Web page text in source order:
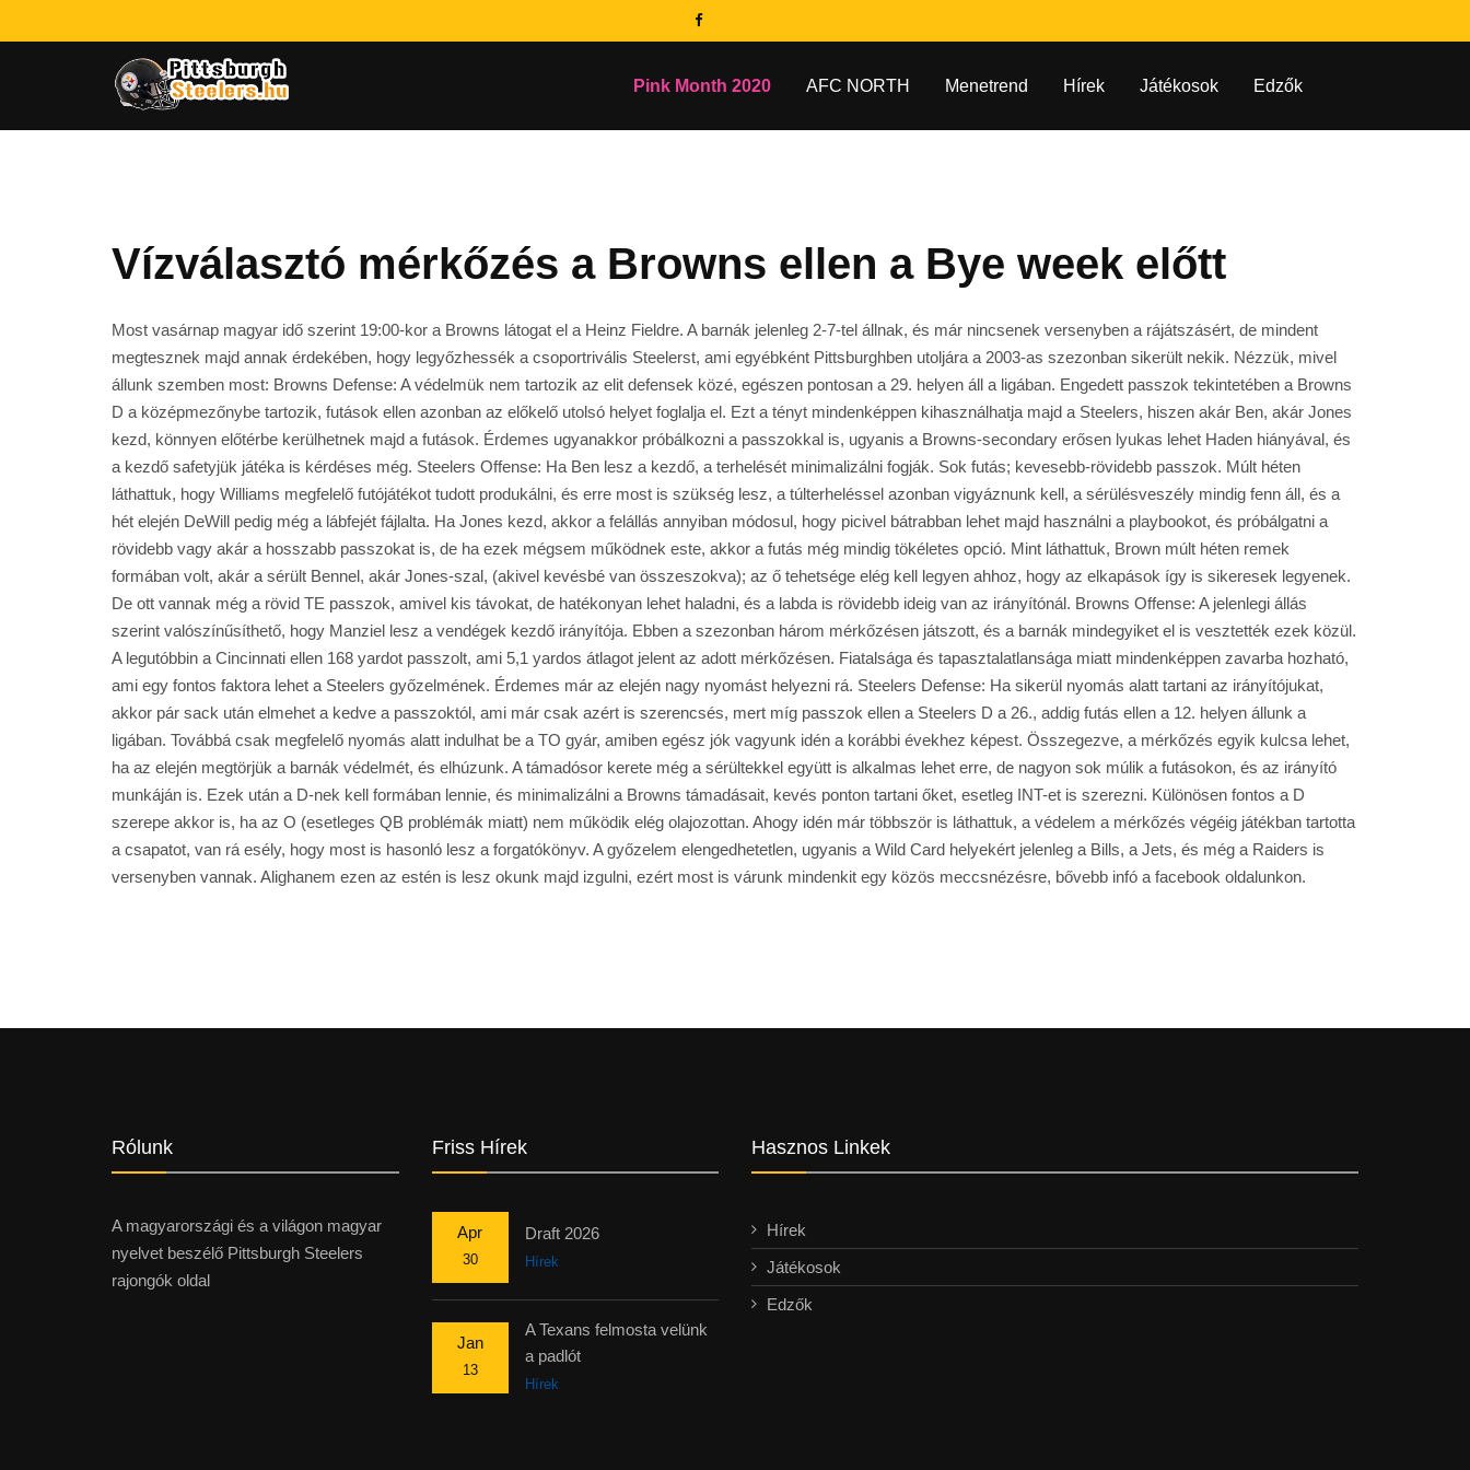
Pink Month 2020 AFC NORTH Menetrend Hírek Játékosok Edzők
Vízválasztó mérkőzés a Browns ellen a Bye week előtt
Most vasárnap magyar idő szerint 19:00-kor a Browns látogat el a Heinz Fieldre. A barnák jelenleg 2-7-tel állnak, és már nincsenek versenyben a rájátszásért, de mindent
megtesznek majd annak érdekében, hogy legyőzhessék a csoportrivális Steelerst, ami egyébként Pittsburghben utoljára a 2003-as szezonban sikerült nekik. Nézzük, mivel
állunk szemben most: Browns Defense: A védelmük nem tartozik az elit defensek közé, egészen pontosan a 29. helyen áll a ligában. Engedett passzok tekintetében a Browns
D a középmezőnybe tartozik, futások ellen azonban az előkelő utolsó helyet foglalja el. Ezt a tényt mindenképpen kihasználhatja majd a Steelers, hiszen akár Ben, akár Jones
kezd, könnyen előtérbe kerülhetnek majd a futások. Érdemes ugyanakkor próbálkozni a passzokkal is, ugyanis a Browns-secondary erősen lyukas lehet Haden hiányával, és
a kezdő safetyjük játéka is kérdéses még. Steelers Offense: Ha Ben lesz a kezdő, a terhelését minimalizálni fogják. Sok futás; kevesebb-rövidebb passzok. Múlt héten
láthattuk, hogy Williams megfelelő futójátékot tudott produkálni, és erre most is szükség lesz, a túlterheléssel azonban vigyáznunk kell, a sérülésveszély mindig fenn áll, és a
hét elején DeWill pedig még a lábfejét fájlalta. Ha Jones kezd, akkor a felállás annyiban módosul, hogy picivel bátrabban lehet majd használni a playbookot, és próbálgatni a
rövidebb vagy akár a hosszabb passzokat is, de ha ezek mégsem működnek este, akkor a futás még mindig tökéletes opció. Mint láthattuk, Brown múlt héten remek
formában volt, akár a sérült Bennel, akár Jones-szal, (akivel kevésbé van összeszokva); az ő tehetsége elég kell legyen ahhoz, hogy az elkapások így is sikeresek legyenek.
De ott vannak még a rövid TE passzok, amivel kis távokat, de hatékonyan lehet haladni, és a labda is rövidebb ideig van az irányítónál. Browns Offense: A jelenlegi állás
szerint valószínűsíthető, hogy Manziel lesz a vendégek kezdő irányítója. Ebben a szezonban három mérkőzésen játszott, és a barnák mindegyiket el is vesztették ezek közül.
A legutóbbin a Cincinnati ellen 168 yardot passzolt, ami 5,1 yardos átlagot jelent az adott mérkőzésen. Fiatalsága és tapasztalatlansága miatt mindenképpen zavarba hozható,
ami egy fontos faktora lehet a Steelers győzelmének. Érdemes már az elején nagy nyomást helyezni rá. Steelers Defense: Ha sikerül nyomás alatt tartani az irányítójukat,
akkor pár sack után elmehet a kedve a passzoktól, ami már csak azért is szerencsés, mert míg passzok ellen a Steelers D a 26., addig futás ellen a 12. helyen állunk a
ligában. Továbbá csak megfelelő nyomás alatt indulhat be a TO gyár, amiben egész jók vagyunk idén a korábbi évekhez képest. Összegezve, a mérkőzés egyik kulcsa lehet,
ha az elején megtörjük a barnák védelmét, és elhúzunk. A támadósor kerete még a sérültekkel együtt is alkalmas lehet erre, de nagyon sok múlik a futásokon, és az irányító
munkáján is. Ezek után a D-nek kell formában lennie, és minimalizálni a Browns támadásait, kevés ponton tartani őket, esetleg INT-et is szerezni. Különösen fontos a D
szerepe akkor is, ha az O (esetleges QB problémák miatt) nem működik elég olajozottan. Ahogy idén már többször is láthattuk, a védelem a mérkőzés végéig játékban tartotta
a csapatot, van rá esély, hogy most is hasonló lesz a forgatókönyv. A győzelem elengedhetetlen, ugyanis a Wild Card helyekért jelenleg a Bills, a Jets, és még a Raiders is
versenyben vannak. Alighanem ezen az estén is lesz okunk majd izgulni, ezért most is várunk mindenkit egy közös meccsnézésre, bővebb infó a facebook oldalunkon.
Rólunk
A magyarországi és a világon magyar
nyelvet beszélő Pittsburgh Steelers
rajongók oldal
Friss Hírek
Apr
30
Draft 2026
Hírek
Jan
13
A Texans felmosta velünk
a padlót
Hírek
Hasznos Linkek
Hírek
Játékosok
Edzők